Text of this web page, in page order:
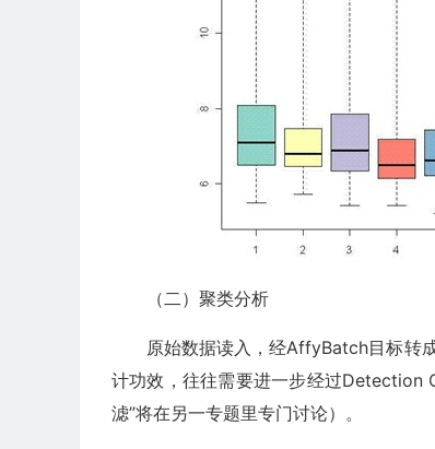
（二）聚类分析
原始数据读入，经AffyBatch目标转
计功效，往往需要进一步经过Detection
滤”将在另一专题里专门讨论）。